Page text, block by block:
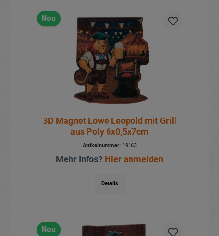
Neu
3D Magnet Löwe Leopold mit Grill
aus Poly 6x0,5x7cm
Artikelnummer:19163
Mehr Infos? Hier anmelden
Details
Neu